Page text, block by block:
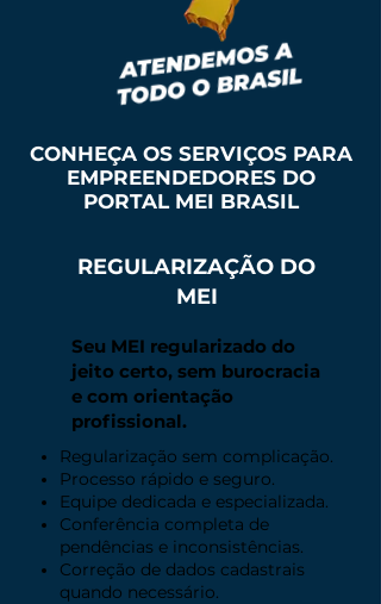
CONHEÇA OS SERVIÇOS PARA
EMPREENDEDORES DO
PORTAL MEI BRASIL
REGULARIZAÇÃO DO
MEI
Seu MEI regularizado do
jeito certo, sem burocracia
e com orientação
profissional.
Regularização sem complicação.
Processo rápido e seguro.
Equipe dedicada e especializada.​
Conferência completa de
pendências e inconsistências.​
Correção de dados cadastrais
quando necessário.​